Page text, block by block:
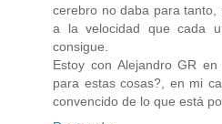
cerebro no daba para
a la velocidad que cada
consigue.
Estoy con Alejandro GR
para estas cosas?, en mi
convencido de lo que está